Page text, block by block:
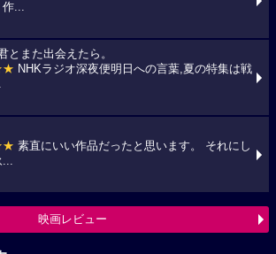
作...
とまた出会えたら。
NHKラジオ深夜便明日への言葉,夏の特集は戦
素直にいい作品だったと思います。 それにし
...
映画レビュー